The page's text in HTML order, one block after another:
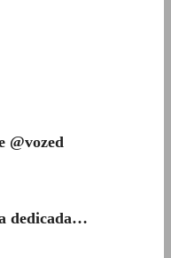
@vozed
dedicada…